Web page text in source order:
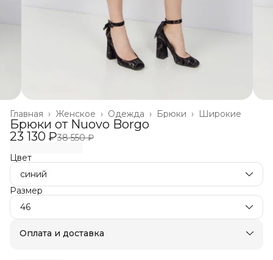
Широкие
Брюки ›
Одежда ›
Женское ›
Главная ›
Брюки от Nuovo Borgo
23 130 ₽38 550 ₽
Цвет
синий
Размер
46
Оплата и доставка